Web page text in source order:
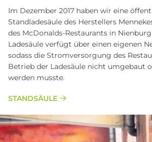
Im Dezember 2017 haben wir eine
Standladesäule des Herstellers
des McDonalds-Restaurants in
Ladesäule verfügt über einen eigenen
sodass die Stromversorgung des
Betrieb der Ladesäule nicht umgebaut
werden musste.
STANDSÄULE